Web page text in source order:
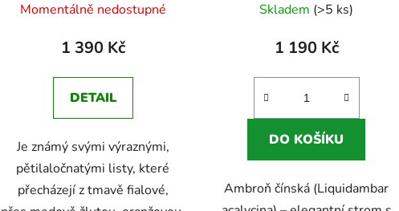
hodnocení
produktu
4,8
z
hvězdiček.
Momentálně nedostupné
1 390 Kč
DETAIL
Je známý svými výraznými,
pětilaločnatými listy, které
přecházejí z tmavě fialové,
Skladem (>5 ks)
1 190 Kč
DO KOŠÍKU
Ambroň čínská (Liquidambar